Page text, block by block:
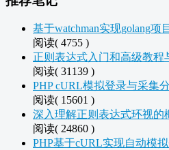
基于watchman实现golang项
阅读( 4755 )
正则表达式入门和高级教程
阅读( 31139 )
PHP cURL模拟登录与采集
阅读( 15601 )
深入理解正则表达式环视的
阅读( 24860 )
PHP基于cURL实现自动模